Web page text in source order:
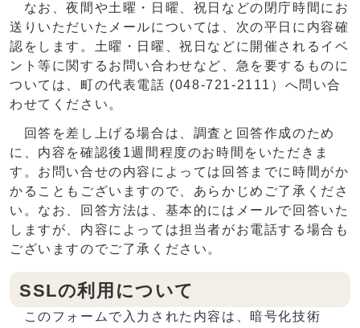
なお、夜間や土曜・日曜、祝日などの閉庁時間にお
送りいただいたメールについては、次の平日に内容確
認をします。土曜・日曜、祝日などに開催されるイベ
ント等に関するお問い合わせなど、急を要するものに
ついては、町の代表電話 (048-721-2111）へ問い合
わせてください。
回答を差し上げる場合は、調査と回答作成のため
に、内容を確認後1週間程度のお時間をいただきま
す。お問い合せの内容によっては回答までに時間がか
かることもございますので、あらかじめご了承くださ
い。なお、回答方法は、基本的にはメールで回答いた
しますが、内容によっては担当者がお電話する場合も
ございますのでご了承ください。
SSLの利用について
このフォームで入力された内容は、暗号化技術